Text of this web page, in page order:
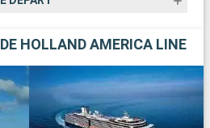
HOLLAND AMERICA LINE